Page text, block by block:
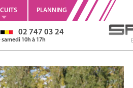
PLANNING
02 747 03 24
10h à 17h